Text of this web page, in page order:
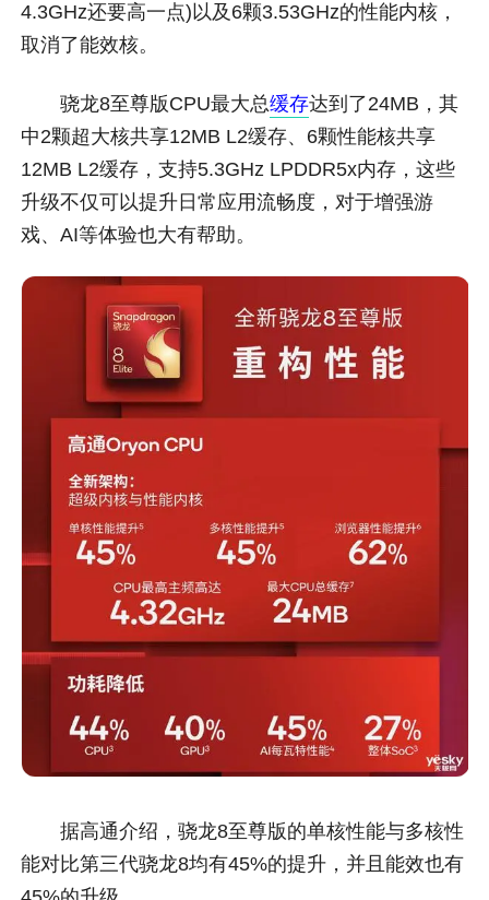
4.3GHz还要高一点)以及6颗3.53GHz的性能内核，
取消了能效核。
骁龙8至尊版CPU最大总缓存达到了24MB，其
中2颗超大核共享12MB L2缓存、6颗性能核共享
12MB L2缓存，支持5.3GHz LPDDR5x内存，这些
升级不仅可以提升日常应用流畅度，对于增强游
戏、AI等体验也大有帮助。
据高通介绍，骁龙8至尊版的单核性能与多核性
能对比第三代骁龙8均有45%的提升，并且能效也有